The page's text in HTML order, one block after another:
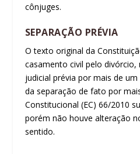
cônjuges.
SEPARAÇÃO PRÉVIA
O texto original da
casamento civil pelo divórcio,
judicial prévia por mais de
da separação de fato por
Constitucional (EC) 66/2010
porém não houve alteração
sentido.